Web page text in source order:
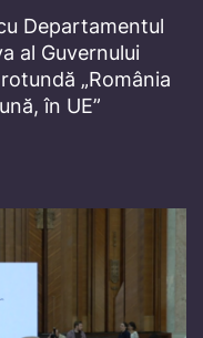
Departamentul
al Guvernului
„România
în UE”